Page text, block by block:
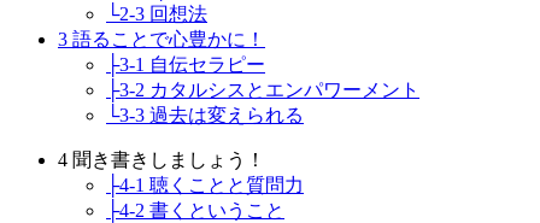
└2-3 回想法
3 語ることで心豊かに！
├3-1 自伝セラピー
├3-2 カタルシスとエンパワーメント
└3-3 過去は変えられる
4 聞き書きしましょう！
├4-1 聴くことと質問力
├4-2 書くということ